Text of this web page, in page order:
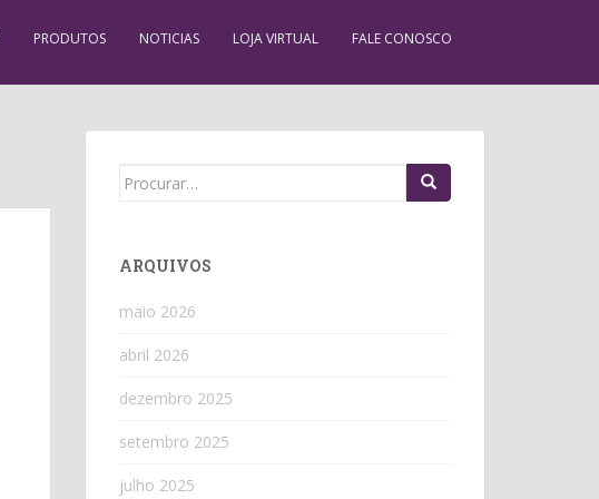
PRODUTOS NOTICIAS LOJA VIRTUAL FALE CONOSCO
Search
ARQUIVOS
maio 2026
abril 2026
dezembro 2025
setembro 2025
julho 2025